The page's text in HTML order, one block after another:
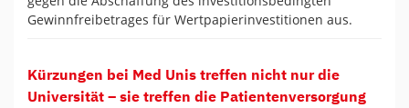
Gewinnfreibetrages für Wertpapierinvestitionen aus.
Kürzungen bei Med Unis treffen nicht nur die
Universität – sie treffen die Patientenversorgung